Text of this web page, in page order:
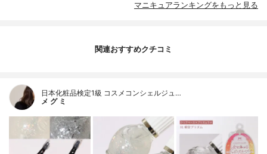
マニキュアランキングをもっと見る
関連おすすめクチコミ
日本化粧品検定1級 コスメコンシェルジュ…
メ グ ミ